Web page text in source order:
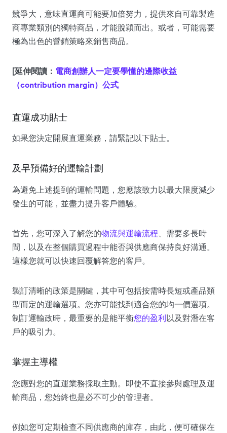
競爭大，意味直運商可能要加倍努力，提供來自可靠製造
商專業類別的獨特商品，才能脫穎而出。或者，可能需要
極為出色的營銷策略來銷售商品。
[延伸閱讀： 電商創辦人一定要學懂的邊際收益
（contribution margin）公式
直運成功貼士
如果您決定開展直運業務，請緊記以下貼士。
及早預備好的運輸計劃
為避免上述提到的運輸問題，您應該致力以最大限度減少
發生的可能，並盡力提升客戶體驗。
首先，您可深入了解您的物流與運輸流程 、需要多長時
間，以及在整個購買過程中能否與供應商保持良好溝通。
這樣您就可以快速回覆解答您的客戶。
製訂清晰的政策是關鍵，其中可包括按需時長短或產品類
型而定的運輸選項。您亦可能找到適合您的均一價選項。
制訂運輸政時，最重要的是能平衡您的盈利以及對潛在客
戶的吸引力。
掌握主導權
您應對您的直運業務採取主動。即使不直接參與處理及運
輸商品，您始終也是必不可少的管理者。
例如您可定期檢查不同供應商的庫存，由此，便可確保在